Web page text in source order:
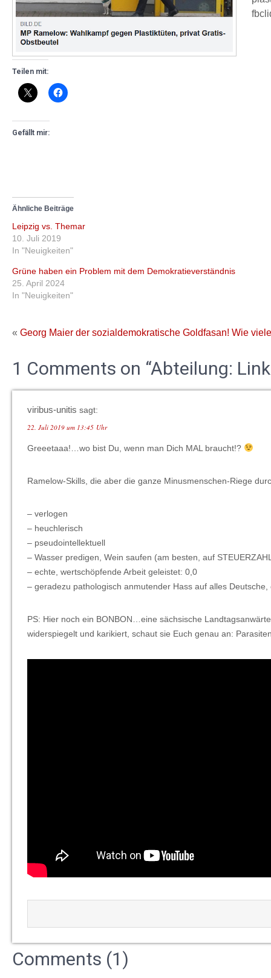
Teilen mit:
Gefällt mir:
Ähnliche Beiträge
Leipzig vs. Themar
10. Juli 2019
In "Neuigkeiten"
Grüne haben ein Problem mit dem Demokratieverständnis
25. April 2024
In "Neuigkeiten"
« Georg Maier der sozialdemokratische Goldfasan! Wie
1 Comments on “Abteilung:
viribus-unitis sagt:
22. Juli 2019 um 13:45 Uhr
Greeetaaa!…wo bist Du, wenn man Dich MAL braucht!?
Ramelow-Skills, die aber die ganze Minusmenschen-Riege
– verlogen
– heuchlerisch
– pseudointellektuell
– Wasser predigen, Wein saufen (am besten, auf
– echte, wertschöpfende Arbeit geleistet: 0,0
– geradezu pathologisch anmutender Hass auf alles
PS: Hier noch ein BONBON…eine sächsische
widerspiegelt und karikiert, schaut sie Euch genau an:
Comments (1)